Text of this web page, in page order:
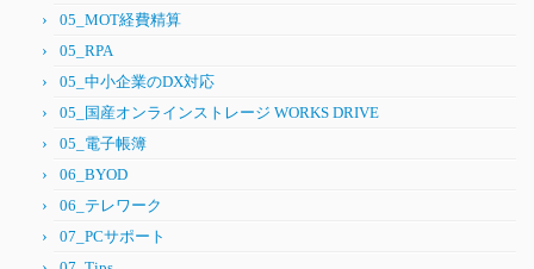
05_MOT経費精算
05_RPA
05_中小企業のDX対応
05_国産オンラインストレージ WORKS DRIVE
05_電子帳簿
06_BYOD
06_テレワーク
07_PCサポート